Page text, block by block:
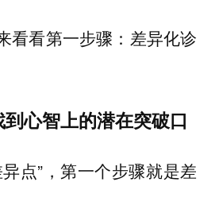
看看第一步骤：差异化诊
心智上的潜在突破口
点”，第一个步骤就是差